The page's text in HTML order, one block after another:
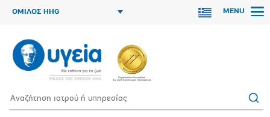
ΟΜΙΛΟΣ HHG MENU